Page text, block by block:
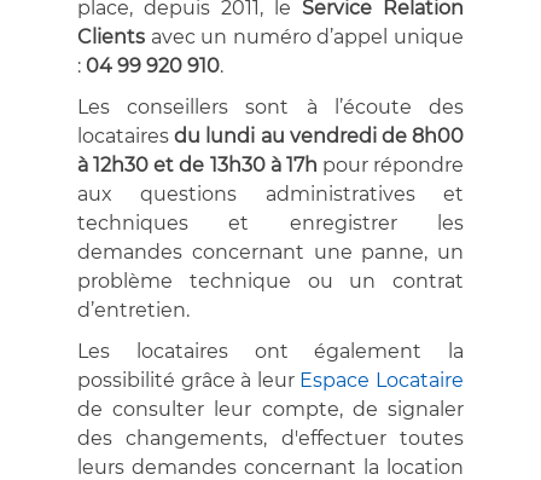
place, depuis 2011, le Service Relation
Clients avec un numéro d’appel unique
: 04 99 920 910.
Les conseillers sont à l’écoute des
locatairesdu lundi au vendredi de 8h00
à 12h30 et de 13h30 à 17h pour répondre
aux questions administratives et
techniques et enregistrer les
demandes concernant une panne, un
problème technique ou un contrat
d’entretien.
Les locataires ont également la
possibilité grâce à leur Espace Locataire
de consulter leur compte, de signaler
des changements, d'effectuer toutes
leurs demandes concernant la location